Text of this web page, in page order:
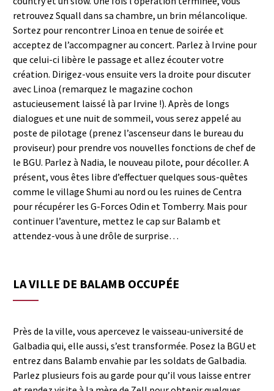
retrouvez Squall dans sa chambre, un brin mélancolique.
Sortez pour rencontrer Linoa en tenue de soirée et
acceptez de l’accompagner au concert. Parlez à Irvine pour
que celui-ci libère le passage et allez écouter votre
création. Dirigez-vous ensuite vers la droite pour discuter
avec Linoa (remarquez le magazine cochon
astucieusement laissé là par Irvine !). Après de longs
dialogues et une nuit de sommeil, vous serez appelé au
poste de pilotage (prenez l’ascenseur dans le bureau du
proviseur) pour prendre vos nouvelles fonctions de chef de
le BGU. Parlez à Nadia, le nouveau pilote, pour décoller. A
présent, vous êtes libre d’effectuer quelques sous-quêtes
comme le village Shumi au nord ou les ruines de Centra
pour récupérer les G-Forces Odin et Tomberry. Mais pour
continuer l’aventure, mettez le cap sur Balamb et
attendez-vous à une drôle de surprise…
LA VILLE DE BALAMB OCCUPÉE
Près de la ville, vous apercevez le vaisseau-université de
Galbadia qui, elle aussi, s’est transformée. Posez la BGU et
entrez dans Balamb envahie par les soldats de Galbadia.
Parlez plusieurs fois au garde pour qu’il vous laisse entrer